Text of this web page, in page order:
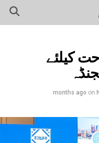
کیلئے
on